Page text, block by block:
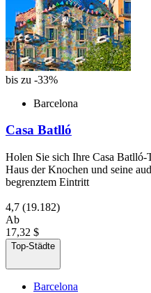
bis zu -33%
Barcelona
Casa Batlló
Holen Sie sich Ihre Casa Batlló-
Haus der Knochen und seine
begrenztem Eintritt
4,7 (19.182)
Ab
17,32 $
Top-Städte
Barcelona